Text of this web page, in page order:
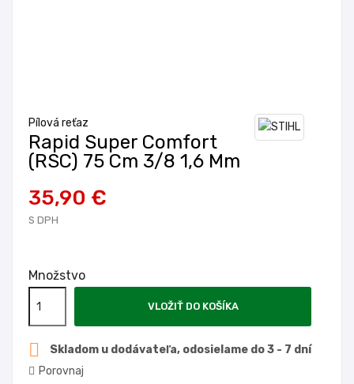
Pílová reťaz
Rapid Super Comfort
(RSC) 75 Cm 3/8 1,6 Mm
35,90 €
S DPH
Množstvo
VLOŽIŤ DO KOŠÍKA

Skladom u dodávateľa, odosielame do 3 - 7 dní
Porovnaj